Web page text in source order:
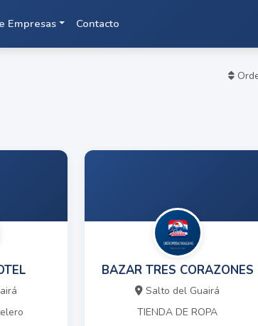
Empresas Contacto
BAZAR TRES CORAZONES
Salto del Guairá
TIENDA DE ROPA